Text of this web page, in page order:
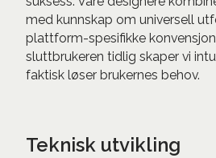
med kunnskap om universell
plattform-spesifikke
sluttbrukeren tidlig skaper vi
faktisk løser brukernes behov.
Teknisk utvikling